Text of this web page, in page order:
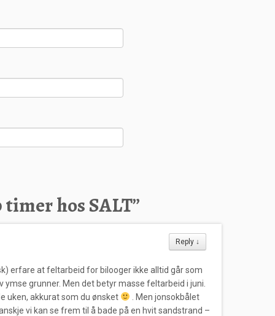
hos SALT”
Reply ↓
erfare at feltarbeid for bilooger ikke alltid går som
grunner. Men det betyr masse feltarbeid i juni.
uken, akkurat som du ønsket
. Men jonsokbålet
vi kan se frem til å bade på en hvit sandstrand –